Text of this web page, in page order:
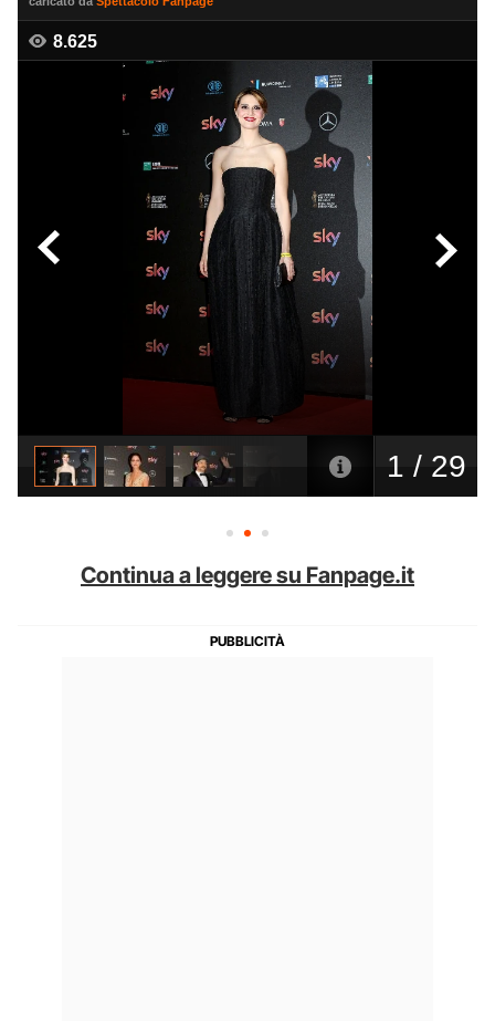
Continua a leggere su Fanpage.it